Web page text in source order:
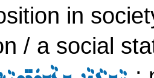
in
/ a social